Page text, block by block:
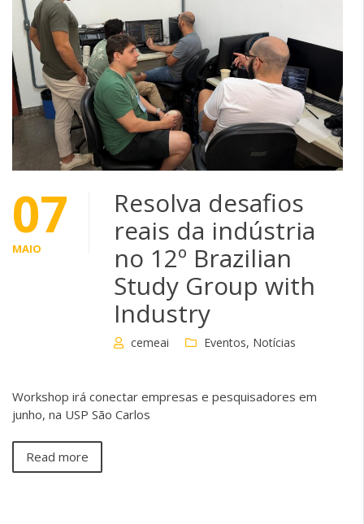
07
MAIO
Resolva desafios
reais da indústria
no 12º Brazilian
Study Group with
Industry
cemeai Eventos, Notícias
Workshop irá conectar empresas e pesquisadores em
junho, na USP São Carlos
Read more